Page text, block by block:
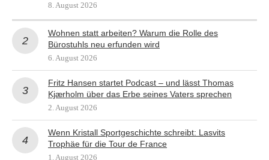
8. August 2026
Wohnen statt arbeiten? Warum die Rolle des
Bürostuhls neu erfunden wird
6. August 2026
Fritz Hansen startet Podcast – und lässt Thomas
Kjærholm über das Erbe seines Vaters sprechen
2. August 2026
Wenn Kristall Sportgeschichte schreibt: Lasvits
Trophäe für die Tour de France
1. August 2026